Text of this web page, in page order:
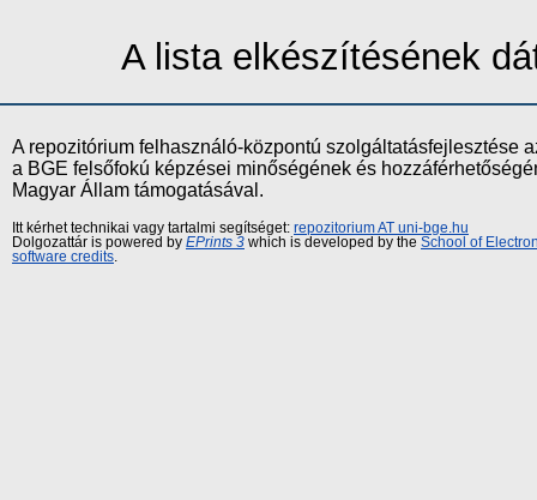
A lista elkészítésének
A repozitórium felhasználó-központú szolgáltatásfejlesztése
a BGE felsőfokú képzései minőségének és
Magyar Állam támogatásával.
Itt kérhet technikai vagy tartalmi segítséget: repozitorium AT uni-bge.hu
Dolgozattár is powered by EPrints 3 which is developed by the School of
software credits